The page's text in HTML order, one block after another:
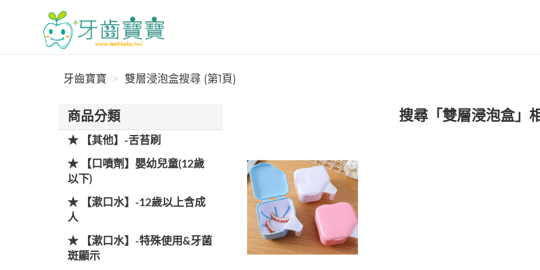
牙齒寶寶
牙齒寶寶 雙層浸泡盒搜尋 (第1頁)
商品分類
★ 【其他】-舌苔刷
★ 【口噴劑】嬰幼兒童(12歲
以下)
★ 【漱口水】-12歲以上含成
人
★ 【漱口水】-特殊使用&牙菌
斑顯示
搜尋「雙層浸泡盒」